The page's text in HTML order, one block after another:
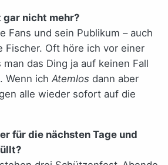
gar nicht mehr?
Fans und sein Publikum – auch
Fischer. Oft höre ich vor einer
das Ding ja auf keinen Fall
Wenn ich Atemlos dann aber
alle wieder sofort auf die
für die nächsten Tage und